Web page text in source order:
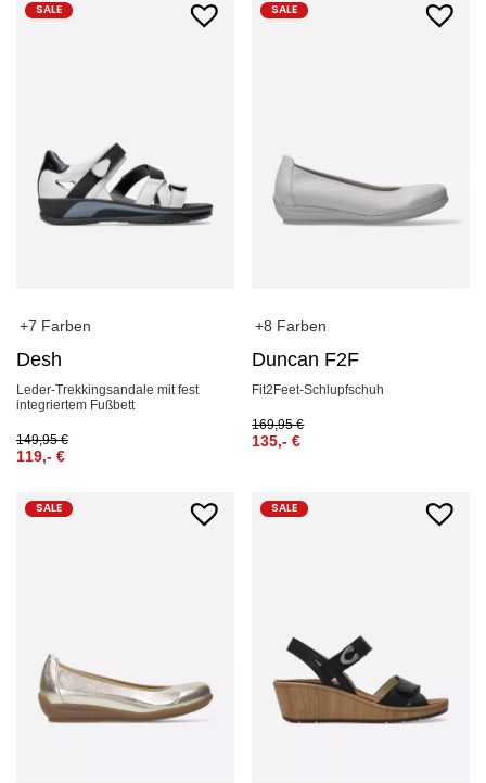
SALE
+7 Farben
Desh
Leder-Trekkingsandale mit fest
integriertem Fußbett
149,95€
119,- €
SALE
+8 Farben
Duncan F2F
Fit2Feet-Schlupfschuh
169,95€
135,-€
SALE SALE